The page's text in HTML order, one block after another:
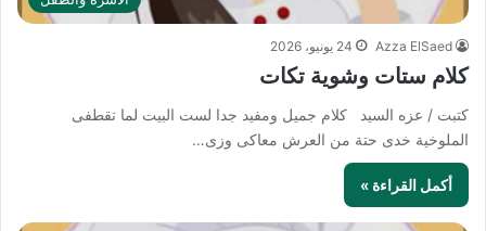
Azza ElSaed 24 يونيو، 2026
كلام ستات وشوية تكات
كتبت / عزه السيد كلام جميل ومفيد جدا لست البيت لما تقطفى
الملوخية خدى حتة من العرش معاكى وزى…
أكمل القراءة »